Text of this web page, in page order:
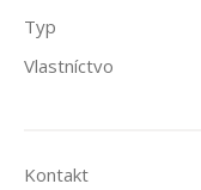
Typ
Vlastníctvo
Kontakt